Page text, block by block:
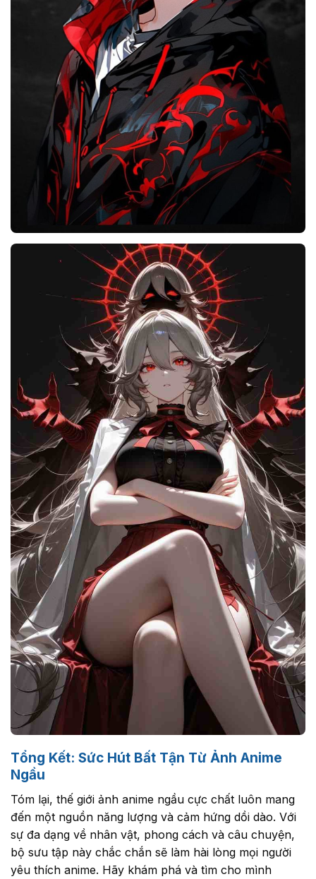
Tổng Kết: Sức Hút Bất Tận Từ Ảnh Anime
Ngầu
Tóm lại, thế giới ảnh anime ngầu cực chất luôn mang
đến một nguồn năng lượng và cảm hứng dồi dào. Với
sự đa dạng về nhân vật, phong cách và câu chuyện,
bộ sưu tập này chắc chắn sẽ làm hài lòng mọi người
yêu thích anime. Hãy khám phá và tìm cho mình